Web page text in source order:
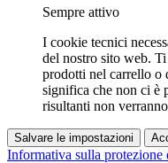
Sempre attivo
I cookie tecnici
del nostro sito web.
prodotti nel carrello o
significa che non ci è
risultanti non
Salvare le impostazioni
Informativa sulla protezione